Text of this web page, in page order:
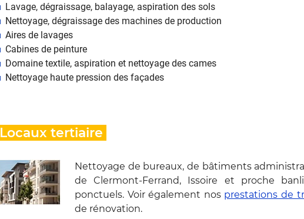
Lavage, dégraissage, balayage, aspiration des sols
Nettoyage, dégraissage des machines de production
Aires de lavages
Cabines de peinture
Domaine textile, aspiration et nettoyage des cames
Nettoyage haute pression des façades
Locaux tertiaire
Nettoyage de bureaux, de bâtiments
de Clermont-Ferrand, Issoire et proche
ponctuels. Voir également nos prestations de
de rénovation.